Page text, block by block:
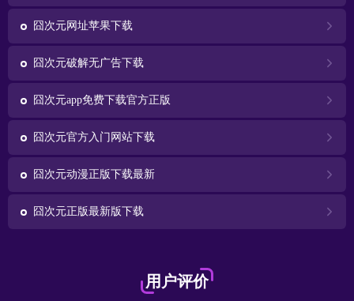
囧次元网址苹果下载
囧次元破解无广告下载
囧次元app免费下载官方正版
囧次元官方入门网站下载
囧次元动漫正版下载最新
囧次元正版最新版下载
用户评价